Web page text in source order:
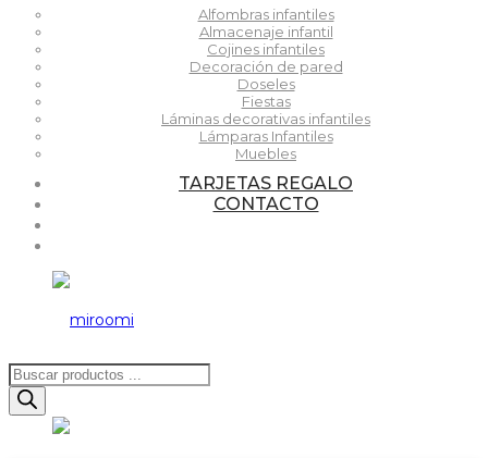
Alfombras infantiles
Almacenaje infantil
Cojines infantiles
Decoración de pared
Doseles
Fiestas
Láminas decorativas infantiles
Lámparas Infantiles
Muebles
TARJETAS REGALO
CONTACTO
Búsqueda
de
productos